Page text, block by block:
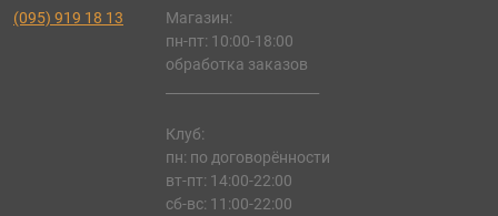
(095) 919 18 13
Магазин:
пн-пт: 10:00-18:00
обработка заказов
Клуб:
пн: по договорённости
вт-пт: 14:00-22:00
сб-вс: 11:00-22:00